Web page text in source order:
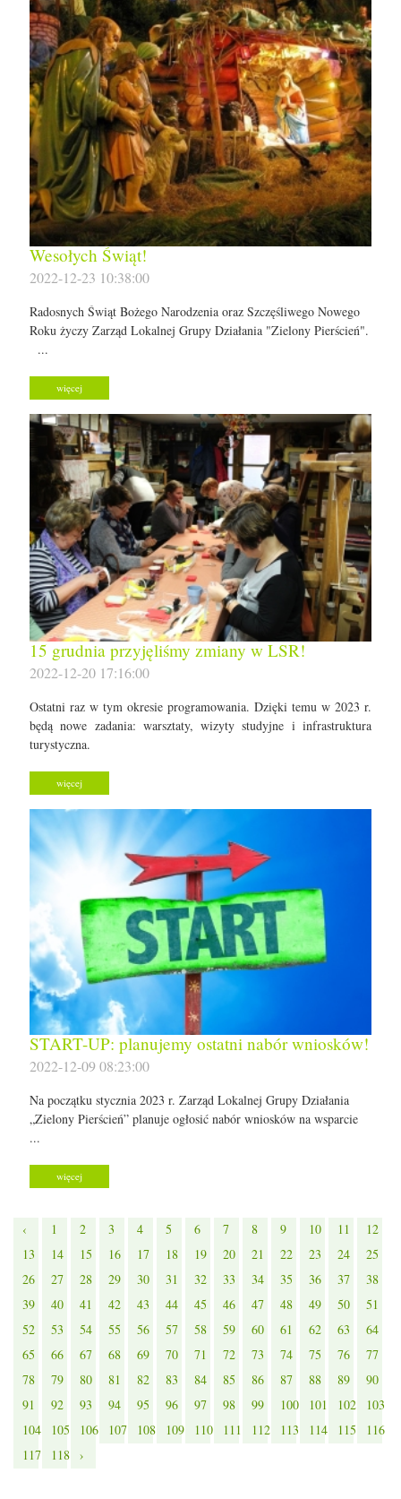
Wesołych Świąt!
2022-12-23 10:38:00
Radosnych Świąt Bożego Narodzenia oraz Szczęśliwego Nowego
Roku życzy Zarząd Lokalnej Grupy Działania "Zielony Pierścień".
...
więcej
15 grudnia przyjęliśmy zmiany w LSR!
2022-12-20 17:16:00
Ostatni raz w tym okresie programowania. Dzięki temu w 2023 r.
będą nowe zadania: warsztaty, wizyty studyjne i infrastruktura
turystyczna.
więcej
START-UP: planujemy ostatni nabór wniosków!
2022-12-09 08:23:00
Na początku stycznia 2023 r. Zarząd Lokalnej Grupy Działania
„Zielony Pierścień” planuje ogłosić nabór wniosków na wsparcie
...
więcej
‹ 1 2 3 4 5 6 7 8 9 10 11
12
13
14 15 16 17 18 19 20 21 22 23 24
25
26
27 28 29 30 31 32 33 34 35 36 37
38
39
40 41 42 43 44 45 46 47 48 49 50
51
52
53 54 55 56 57 58 59 60 61 62 63
64
65
66 67 68 69 70 71 72 73 74 75 76
77
78
79 80 81 82 83 84 85 86 87 88 89
90
91
92 93 94 95 96 97 98 99 100 101 102
103
104
105 106 107 108 109 110 111 112 113 114 115
116
117
118 ›